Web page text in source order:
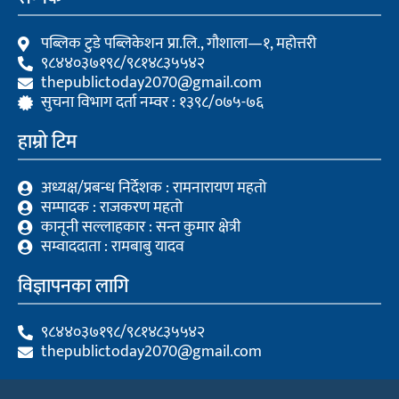
o
k
r e
पब्लिक टुडे पब्लिकेशन प्रा.लि., गौशाला—१, महोत्तरी
९८४४०३७१९८/९८१४८३५५४२
thepublictoday2070@gmail.com
सुचना विभाग दर्ता नम्वर : १३९८/०७५-७६
हाम्रो टिम
अध्यक्ष/प्रबन्ध निर्देशक : रामनारायण महतो
सम्पादक : राजकरण महतो
कानूनी सल्लाहकार : सन्त कुमार क्षेत्री
सम्वाददाता : रामबाबु यादव
विज्ञापनका लागि
९८४४०३७१९८/९८१४८३५५४२
thepublictoday2070@gmail.com